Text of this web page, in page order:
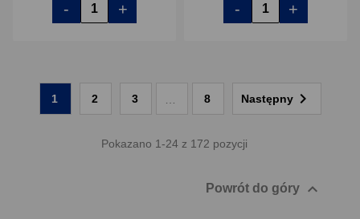
- + - +
Pokazano 1-24 z 172 pozycji
1 2 3 8 Następny
Powrót do góry 